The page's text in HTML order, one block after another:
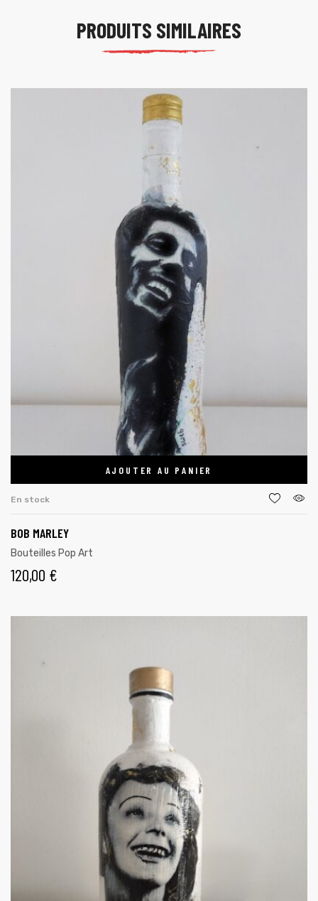
PRODUITS SIMILAIRES
AJOUTER AU PANIER
En stock
BOB MARLEY
Bouteilles Pop Art
120,00 €